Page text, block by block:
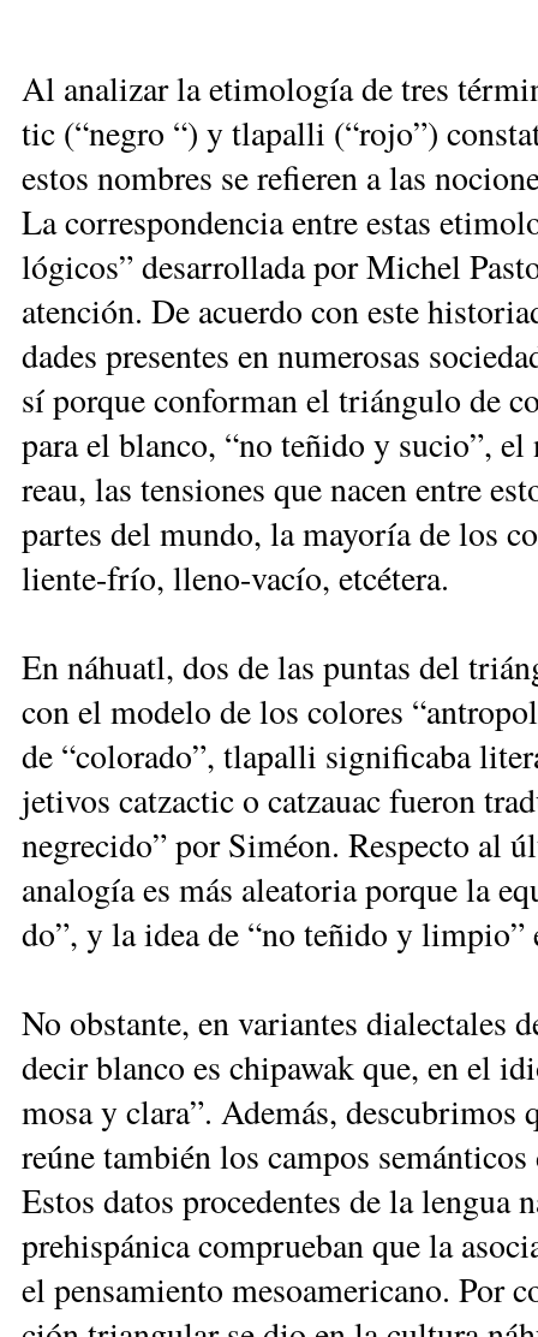
Al ana­li­zar la eti­mo­lo­gía de tres
tic (“ne­gro “) y tla­pa­lli (“ro­jo”)
es­tos nom­bres se re­fie­ren a las
La co­rres­pon­den­cia en­tre es­tas
ló­gi­cos” de­sa­rro­lla­da por Mi­chel
aten­ción. De acuer­do con es­te
da­des pre­sen­tes en nu­me­ro­sas
sí por­que con­for­man el trián­gu­lo de
pa­ra el blan­co, “no te­ñi­do y su­cio”,
reau, las ten­sio­nes que na­cen en­tre
par­tes del mun­do, la ma­yo­ría de los
lien­te-frío, lle­no-va­cío, et­cé­te­ra.
En ná­huatl, dos de las pun­tas del
con el mo­de­lo de los co­lo­res
de “co­lo­ra­do”, tla­pa­lli sig­ni­fi­ca­ba
je­ti­vos cat­zac­tic o cat­zauac fue­ron
ne­gre­ci­do” por Si­méon. Res­pec­to al
ana­lo­gía es más alea­to­ria por­que la
do”, y la idea de “no te­ñi­do y lim­pio”
No obs­tan­te, en va­rian­tes dia­lec­ta­les
de­cir blan­co es chi­pa­wak que, en el
mo­sa y cla­ra”. Ade­más, des­cu­bri­mos
reú­ne tam­bién los cam­pos
Es­tos da­tos pro­ce­den­tes de la len­gua
pre­his­pá­ni­ca com­prue­ban que la
el pen­sa­mien­to me­soa­me­ri­ca­no. Por